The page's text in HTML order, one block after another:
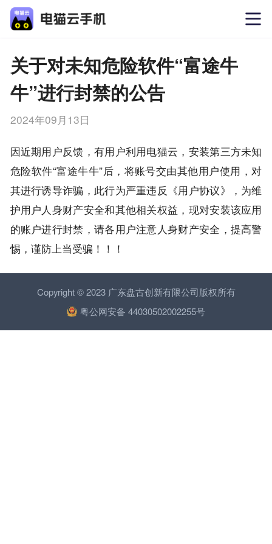
关于对未知危险软件“富途牛
牛”进行封禁的公告
2024年09月13日
因近期用户反馈，有用户利用电猫云，安装第三方未知
危险软件“富途牛牛”后，将账号交由其他用户使用，对
其进行诱导诈骗，此行为严重违反《用户协议》，为维
护用户人身财产安全和其他相关权益，现对安装该应用
的账户进行封禁，请各用户注意人身财产安全，提高警
惕，谨防上当受骗！！！
Copyright © 2023 广东盘古创新有限公司版权所有
粤公网安备 44030502002255号